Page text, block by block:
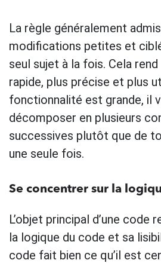
La règle généralement
modifications petites et
seul sujet à la fois. Cela
rapide, plus précise et plus
fonctionnalité est grande, il
décomposer en plusieurs
successives plutôt que de
une seule fois.
Se concentrer sur la
L’objet principal d’une code
la logique du code et sa
code fait bien ce qu’il est